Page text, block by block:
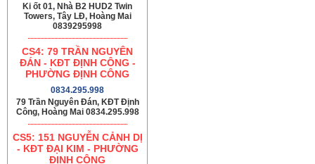
Ki ốt 01, Nhà B2 HUD2 Twin
Towers, Tây LĐ, Hoàng Mai
0839295998
CS4: 79 TRẦN NGUYÊN
ĐÁN - KĐT ĐỊNH CÔNG -
PHƯỜNG ĐỊNH CÔNG
0834.295.998
79 Trần Nguyên Đán, KĐT Định
Công, Hoàng Mai 0834.295.998
CS5: 151 NGUYỄN CẢNH DỊ
- KĐT ĐẠI KIM - PHƯỜNG
ĐỊNH CÔNG